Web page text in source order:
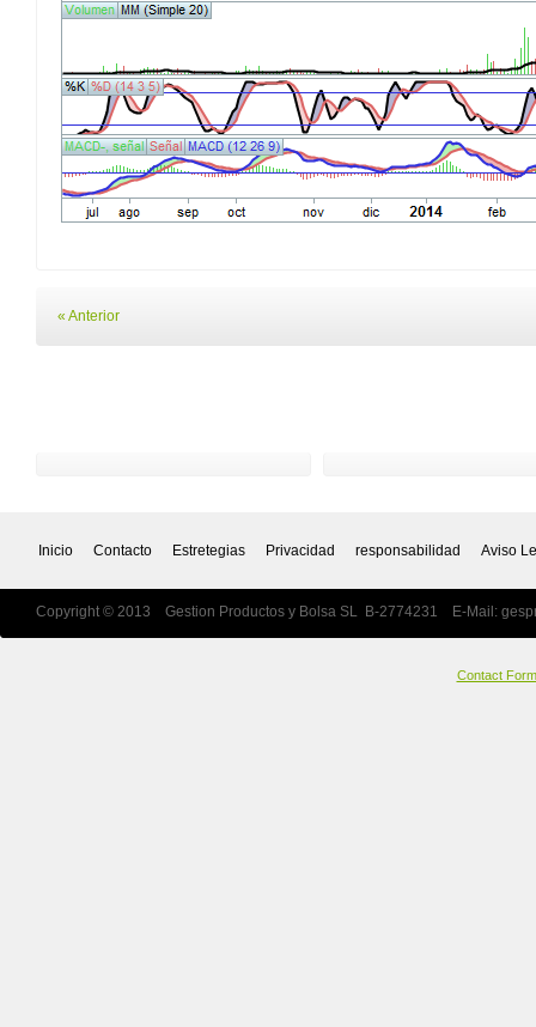
« Anterior
Inicio Contacto Estretegias Privacidad responsabilidad Aviso
Copyright © 2013 Gestion Productos y Bolsa SL B-2774231 E-Mail:
Contact Form